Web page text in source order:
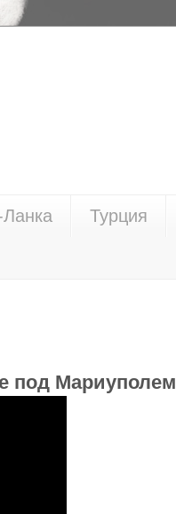
Турция
под Мариуполем